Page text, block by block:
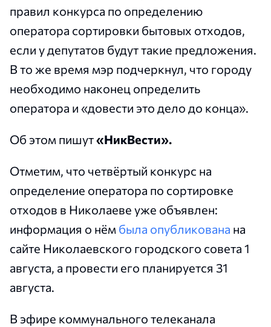
правил конкурса по определению
оператора сортировки бытовых отходов,
если у депутатов будут такие предложения.
В то же время мэр подчеркнул, что городу
необходимо наконец определить
оператора и «довести это дело до конца».
Об этом пишут«НикВести».
Отметим, что четвёртый конкурс на
определение оператора по сортировке
отходов в Николаеве уже объявлен:
информация о нём была опубликована на
сайте Николаевского городского совета 1
августа, а провести его планируется 31
августа.
В эфире коммунального телеканала